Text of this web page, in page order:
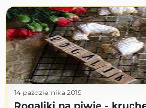
14 października 2019